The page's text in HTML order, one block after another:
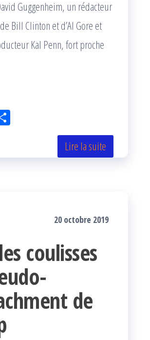
Guggenheim, un rédacteur
Bill Clinton et d’Al Gore et
Kal Penn, fort proche
r
Lire la suite
20 octobre 2019
coulisses
de